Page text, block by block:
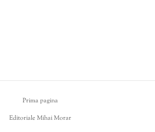
Prima pagina
Editoriale Mihai Morar